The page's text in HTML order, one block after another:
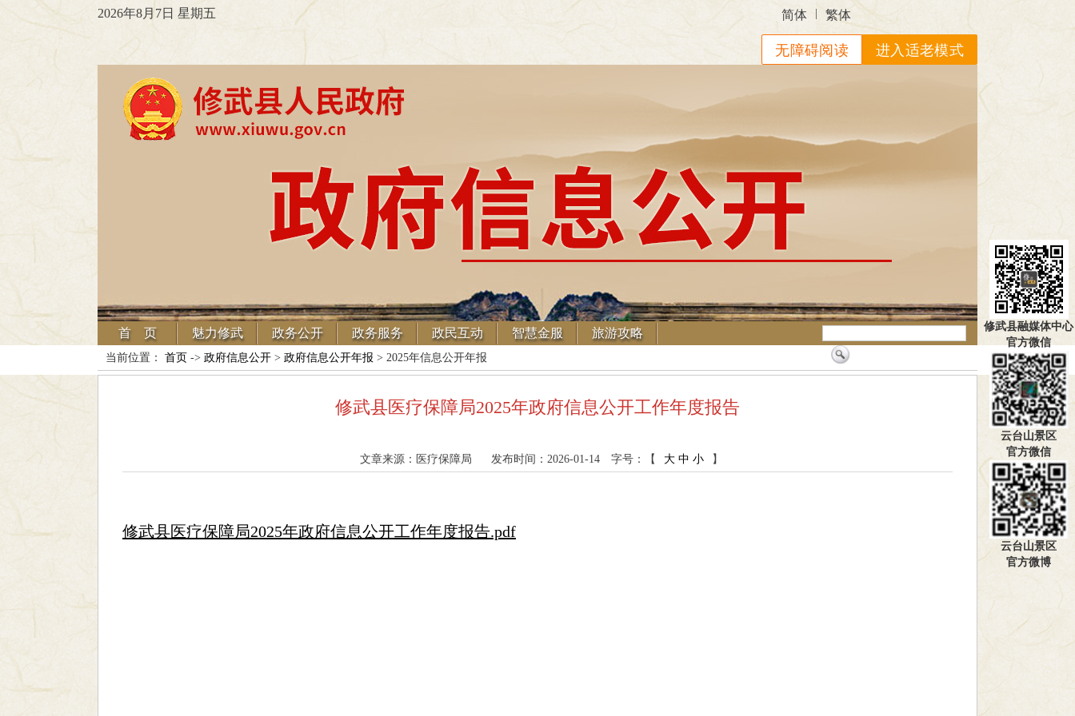
2026年8月7日 星期五 简体 繁体
进入适老模式
无障碍阅读
首 页 魅力修武 政务公开 政务服务 政民互动 智慧金服 旅游攻略
当前位置： 首页 -> 政府信息公开 > 政府信息公开年报 > 2025年信息公开年报
修武县医疗保障局2025年政府信息公开工作年度报告
文章来源：医疗保障局 发布时间：2026-01-14 字号：【 大 中 小 】
修武县医疗保障局2025年政府信息公开工作年度报告.pdf
修武县融媒体中心
官方微信
云台山景区
官方微信
云台山景区
官方微博